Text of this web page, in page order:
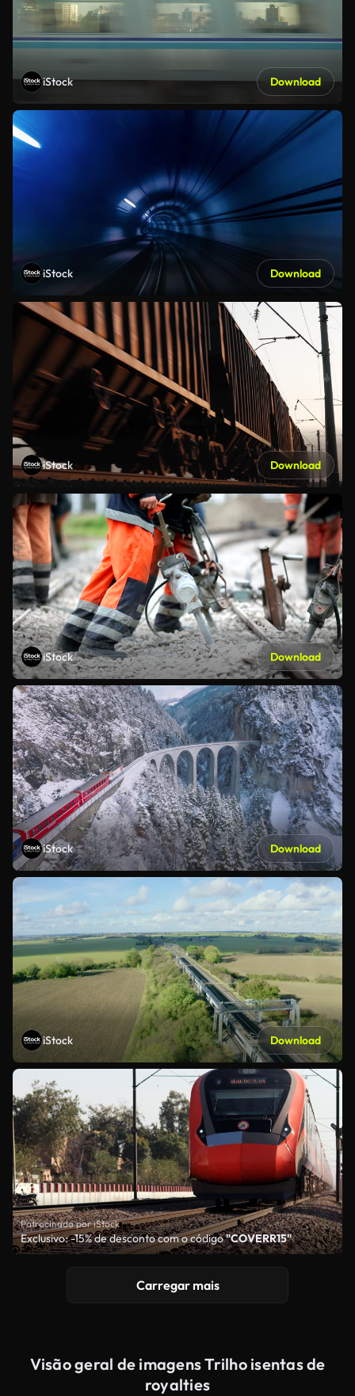
iStock Download
iStock Download
iStock Download
iStock Download
iStock Download
iStock Download
Patrocinado por iStock
Exclusivo: -15% de desconto com o código"COVERR15"
Carregar mais
Visão geral de imagens Trilho isentas de
royalties